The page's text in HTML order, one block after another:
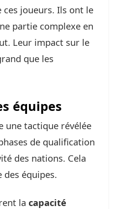
joueurs. Ils ont le
partie complexe en
Leur impact sur le
que les
équipes
une tactique révélée
de qualification
des nations. Cela
équipes.
la capacité